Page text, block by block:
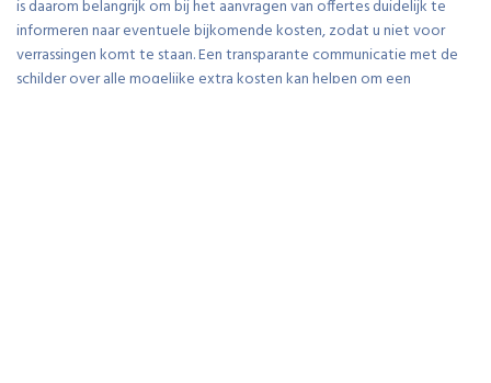
is daarom belangrijk om bij het aanvragen van offertes duidelijk te
informeren naar eventuele bijkomende kosten, zodat u niet voor
verrassingen komt te staan. Een transparante communicatie met de
schilder over alle mogelijke extra kosten kan helpen om een